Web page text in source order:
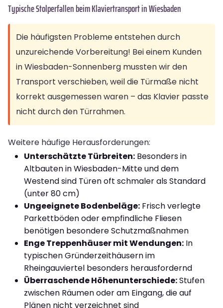
Typische Stolperfallen beim Klaviertransport in Wiesbaden
Die häufigsten Probleme entstehen durch
unzureichende Vorbereitung! Bei einem Kunden
in Wiesbaden-Sonnenberg mussten wir den
Transport verschieben, weil die Türmaße nicht
korrekt ausgemessen waren – das Klavier passte
nicht durch den Türrahmen.
Weitere häufige Herausforderungen:
Unterschätzte Türbreiten: Besonders in
Altbauten in Wiesbaden-Mitte und dem
Westend sind Türen oft schmaler als Standard
(unter 80 cm)
Ungeeignete Bodenbeläge: Frisch verlegte
Parkettböden oder empfindliche Fliesen
benötigen besondere Schutzmaßnahmen
Enge Treppenhäuser mit Wendungen: In
typischen Gründerzeithäusern im
Rheingauviertel besonders herausfordernd
Überraschende Höhenunterschiede:Stufen
zwischen Räumen oder am Eingang, die auf
Plänen nicht verzeichnet sind